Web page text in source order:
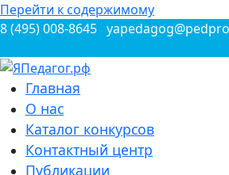
Перейти к содержимому
8 (495) 008-8645
ЯПедагог.рф
Всероссийские конкурсы для
Главная
О нас
Каталог конкурсов
Контактный центр
Публикации